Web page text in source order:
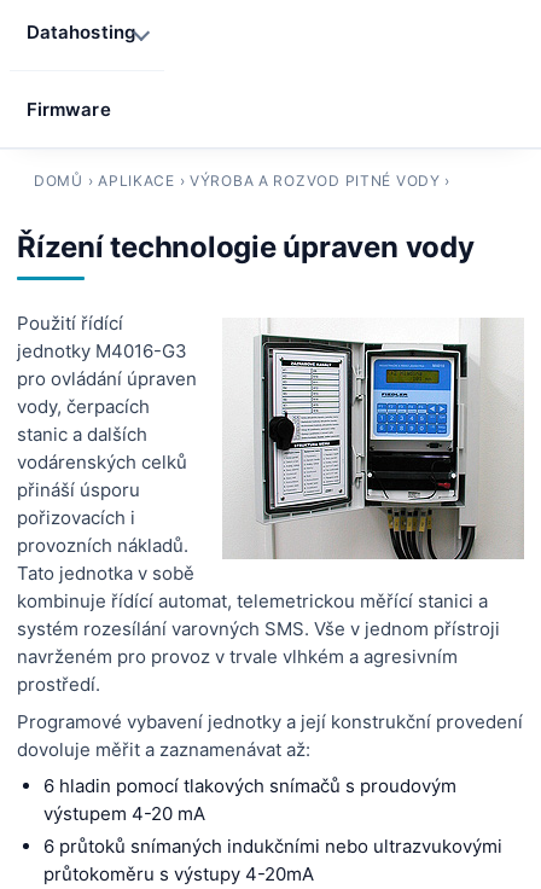
DOMŮ ›APLIKACE › VÝROBA A ROZVOD PITNÉ VODY ›
Řízení technologie úpraven vody
Použití řídící
jednotky M4016-G3
pro ovládání úpraven
vody, čerpacích
stanic a dalších
vodárenských celků
přináší úsporu
pořizovacích i
provozních nákladů.
Tato jednotka v sobě
kombinuje řídící automat, telemetrickou měřící stanici a
systém rozesílání varovných SMS. Vše v jednom přístroji
navrženém pro provoz v trvale vlhkém a agresivním
prostředí.
Programové vybavení jednotky a její konstrukční provedení
dovoluje měřit a zaznamenávat až:
6 hladin pomocí tlakových snímačů s proudovým
výstupem 4-20 mA
6 průtoků snímaných indukčními nebo ultrazvukovými
průtokoměru s výstupy 4-20mA
Datahosting
Firmware